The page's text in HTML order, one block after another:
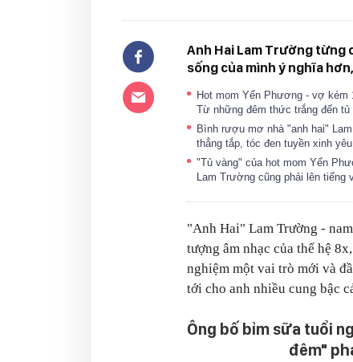
Anh Hai Lam Trường từng
sống của mình ý nghĩa
Hot mom Yến Phương - vợ
Từ những đêm thức trắng đến
Bình rượu mơ nhà "anh hai"
thẳng tắp, tóc đen tuyền xinh
"Tủ vàng" của hot mom Yến
Lam Trường cũng phải lên tiếng
"Anh Hai" Lam Trường -
tượng âm nhạc của thế hệ
nghiệm một vai trò mới và
tới cho anh nhiều cung bậc
Ông bố bỉm sữa tuổi
đêm"